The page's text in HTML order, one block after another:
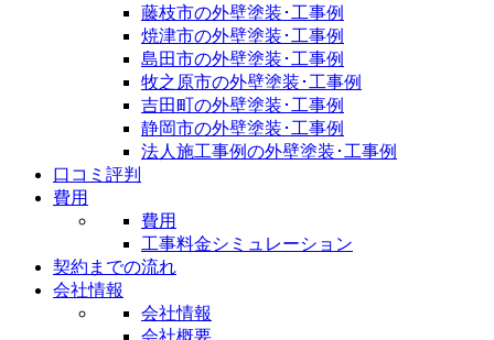
藤枝市の外壁塗装･工事例
焼津市の外壁塗装･工事例
島田市の外壁塗装･工事例
牧之原市の外壁塗装･工事例
吉田町の外壁塗装･工事例
静岡市の外壁塗装･工事例
法人施工事例の外壁塗装･工事例
口コミ評判
費用
費用
工事料金シミュレーション
契約までの流れ
会社情報
会社情報
会社概要